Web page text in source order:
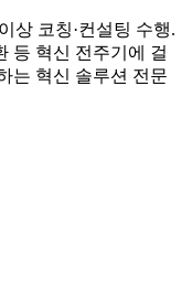
상 코칭·컨설팅 수행.
등 혁신 전주기에 걸
는 혁신 솔루션 전문